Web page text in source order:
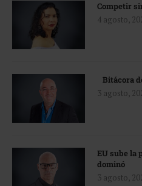
Competir
4 agosto,
Bitácora
3 agosto,
EU sube la
dominó
3 agosto,